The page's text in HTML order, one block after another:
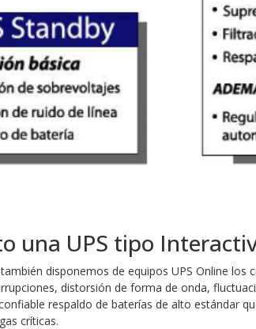
una UPS tipo
disponemos de equipos UPS Online
distorsión de forma de onda,
respaldo de baterías de alto estándar
críticas.